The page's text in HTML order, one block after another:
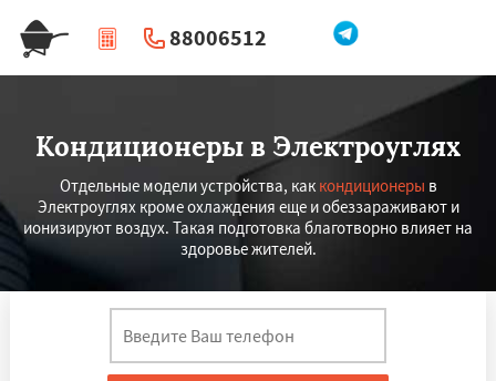
88006512
| Перезвоните мне
Кондиционеры в Электроуглях
Отдельные модели устройства, как кондиционеры в
Электроуглях кроме охлаждения еще и обеззараживают и
ионизируют воздух. Такая подготовка благотворно влияет на
здоровье жителей.